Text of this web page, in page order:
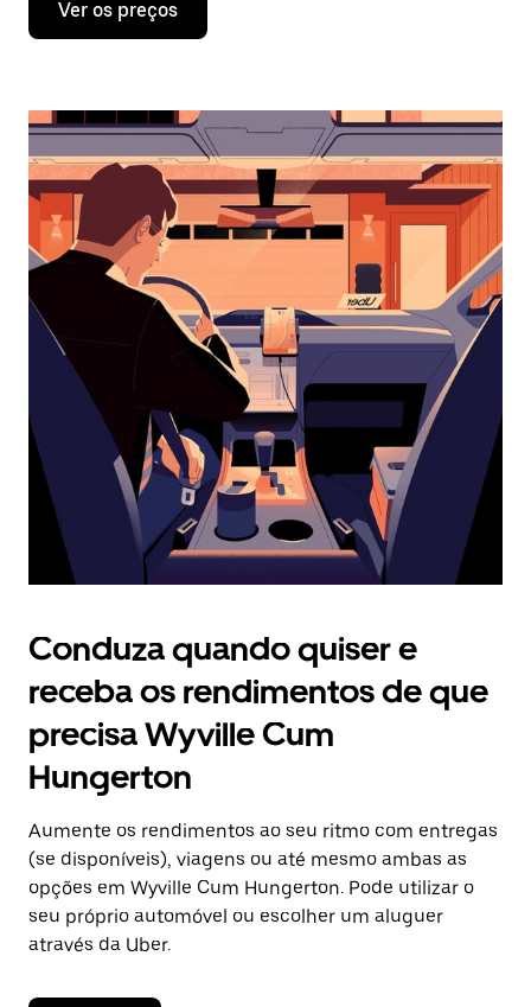
tecla
interagir
o
calendário
selecionar
uma
data.
Prima
o
botão
o
calendário.
Ver os preços
Conduza quando quiser e
receba os rendimentos de que
precisa Wyville Cum
Hungerton
Aumente os rendimentos ao seu ritmo com entregas
(se disponíveis), viagens ou até mesmo ambas as
opções em Wyville Cum Hungerton. Pode utilizar o
seu próprio automóvel ou escolher um aluguer
através da Uber.